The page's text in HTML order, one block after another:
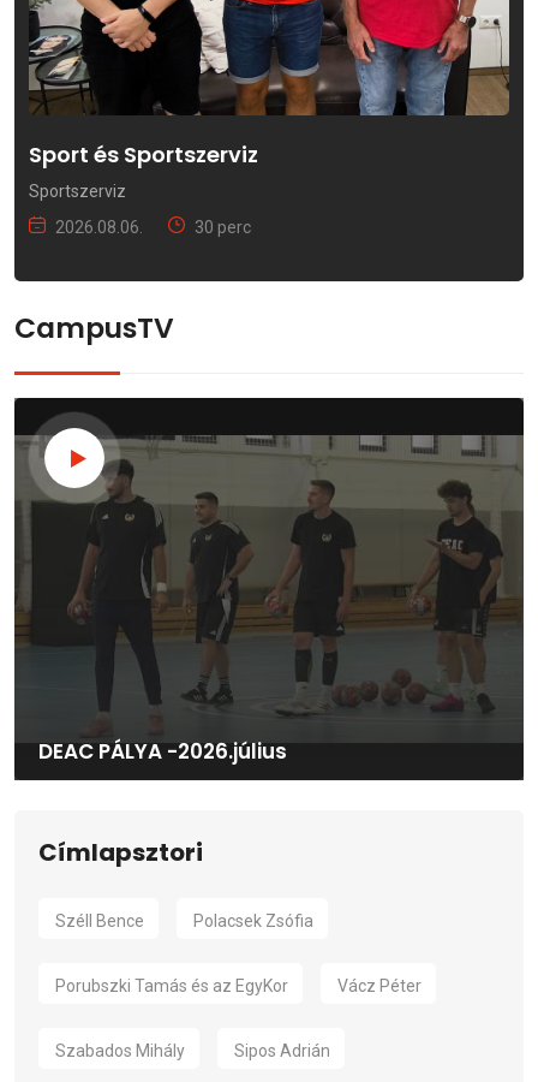
Sport és Sportszerviz
Sportszerviz
2026.08.06.
30 perc
CampusTV
DEAC PÁLYA -2026.július
Címlapsztori
Széll Bence Polacsek Zsófia
Porubszki Tamás és az EgyKor Vácz Péter
Szabados Mihály Sipos Adrián